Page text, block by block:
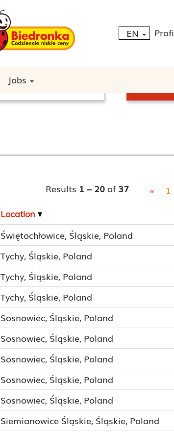
EN
Jobs
Results 1 – 20 of 37 « 1
Location
Świętochłowice, Śląskie, Poland
Tychy, Śląskie, Poland
Tychy, Śląskie, Poland
Tychy, Śląskie, Poland
Sosnowiec, Śląskie, Poland
Sosnowiec, Śląskie, Poland
Sosnowiec, Śląskie, Poland
Sosnowiec, Śląskie, Poland
Sosnowiec, Śląskie, Poland
Siemianowice Śląskie, Śląskie, Poland